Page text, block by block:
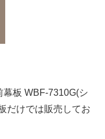
板 WBF-7310G(シ
だけでは販売してお